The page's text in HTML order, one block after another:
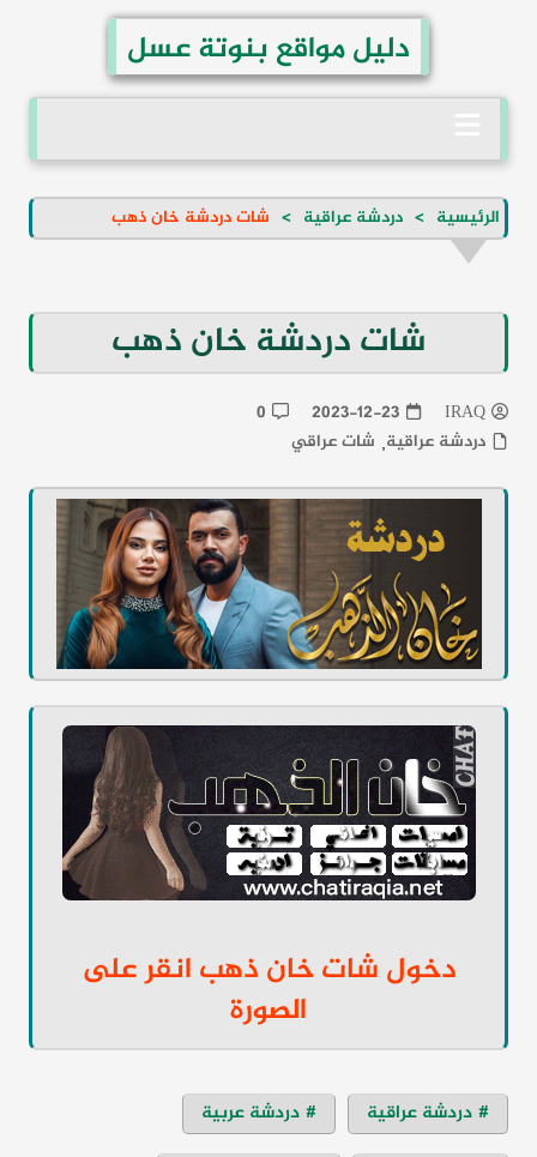
دليل مواقع بنوتة عسل
الرئيسية دردشة عراقية شات دردشة خان ذهب
شات دردشة خان ذهب
IRAQ
2023-12-23
0
دردشة عراقية شات عراقي
دخول شات خان ذهب انقر على
الصورة
دردشة عراقية
دردشة عربية